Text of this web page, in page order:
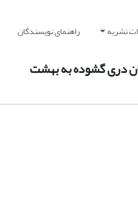
نشریه راهنمای نویسندگان
دری گشوده به بهشت